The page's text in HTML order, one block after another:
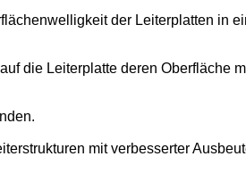
der Leiterplatten in
die Leiterplatte deren Oberfläche
mit verbesserter